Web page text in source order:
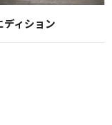
ィション